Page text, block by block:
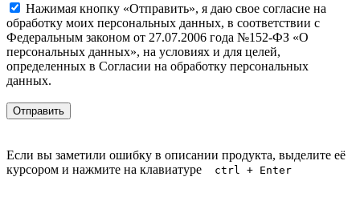
Нажимая кнопку «Отправить», я даю свое согласие на
обработку моих персональных данных, в соответствии с
Федеральным законом от 27.07.2006 года №152-ФЗ «О
персональных данных», на условиях и для целей,
определенных в Согласии на обработку персональных
данных.
Если вы заметили ошибку в описании продукта, выделите её
курсором и нажмите на клавиатуре
ctrl + Enter